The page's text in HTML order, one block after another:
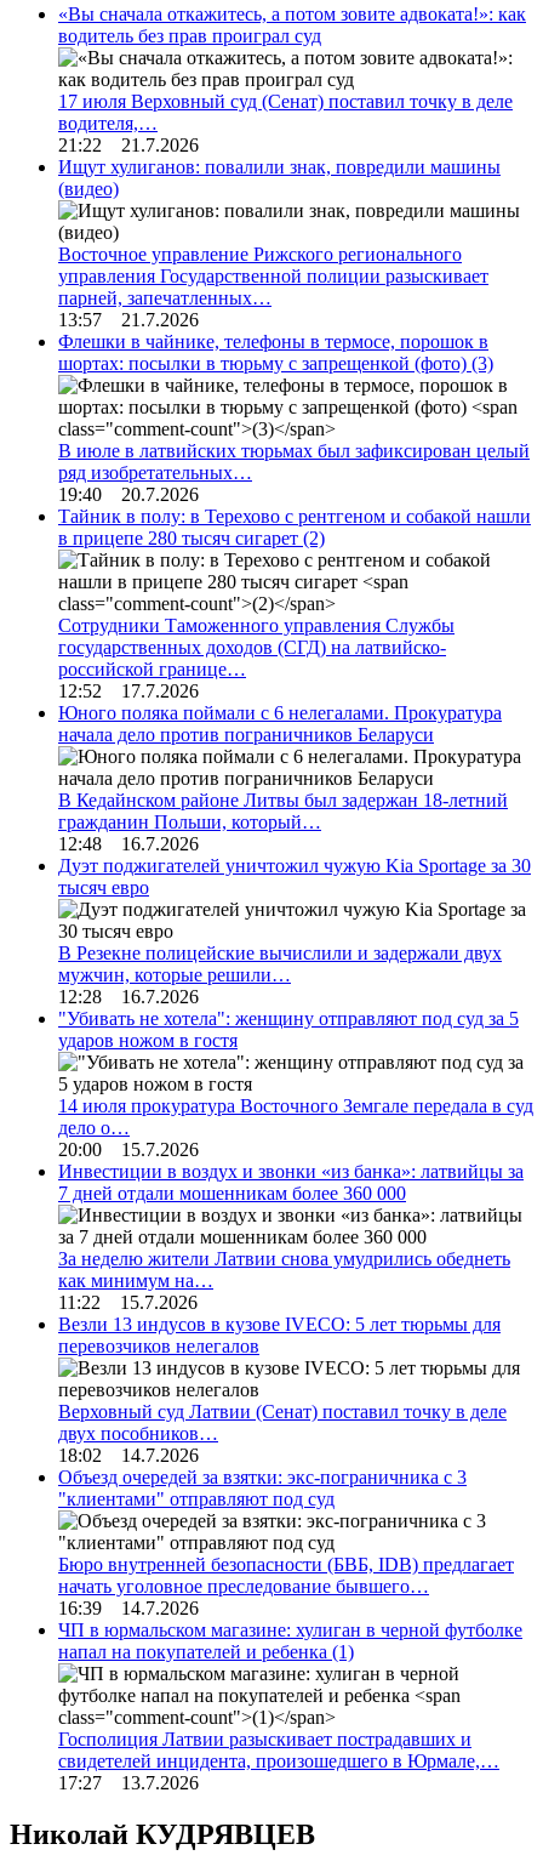
«Вы сначала откажитесь, а потом зовите адвоката!»: как
водитель без прав проиграл суд
17 июля Верховный суд (Сенат) поставил точку в деле
водителя,…
21:22 21.7.2026
Ищут хулиганов: повалили знак, повредили машины
(видео)
Восточное управление Рижского регионального
управления Государственной полиции разыскивает
парней, запечатленных…
13:57 21.7.2026
Флешки в чайнике, телефоны в термосе, порошок в
шортах: посылки в тюрьму с запрещенкой (фото) (3)
В июле в латвийских тюрьмах был зафиксирован целый
ряд изобретательных…
19:40 20.7.2026
Тайник в полу: в Терехово с рентгеном и собакой нашли
в прицепе 280 тысяч сигарет (2)
Сотрудники Таможенного управления Службы
государственных доходов (СГД) на латвийско-
российской границе…
12:52 17.7.2026
Юного поляка поймали с 6 нелегалами. Прокуратура
начала дело против пограничников Беларуси
В Кедайнском районе Литвы был задержан 18-летний
гражданин Польши, который…
12:48 16.7.2026
Дуэт поджигателей уничтожил чужую Kia Sportage за 30
тысяч евро
В Резекне полицейские вычислили и задержали двух
мужчин, которые решили…
12:28 16.7.2026
"Убивать не хотела": женщину отправляют под суд за 5
ударов ножом в гостя
14 июля прокуратура Восточного Земгале передала в суд
дело о…
20:00 15.7.2026
Инвестиции в воздух и звонки «из банка»: латвийцы за
7 дней отдали мошенникам более 360 000
За неделю жители Латвии снова умудрились обеднеть
как минимум на…
11:22 15.7.2026
Везли 13 индусов в кузове IVECO: 5 лет тюрьмы для
перевозчиков нелегалов
Верховный суд Латвии (Сенат) поставил точку в деле
двух пособников…
18:02 14.7.2026
Объезд очередей за взятки: экс-пограничника с 3
"клиентами" отправляют под суд
Бюро внутренней безопасности (БВБ, IDB) предлагает
начать уголовное преследование бывшего…
16:39 14.7.2026
ЧП в юрмальском магазине: хулиган в черной футболке
напал на покупателей и ребенка (1)
Госполиция Латвии разыскивает пострадавших и
свидетелей инцидента, произошедшего в Юрмале,…
17:27 13.7.2026
Николай КУДРЯВЦЕВ